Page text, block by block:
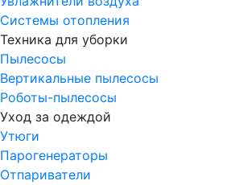
Системы отопления
Техника для уборки
Пылесосы
Вертикальные пылесосы
Роботы-пылесосы
Уход за одеждой
Утюги
Парогенераторы
Отпариватели